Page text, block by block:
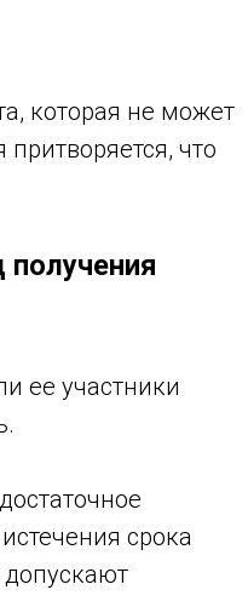
которая не может
что
ее участники
срока